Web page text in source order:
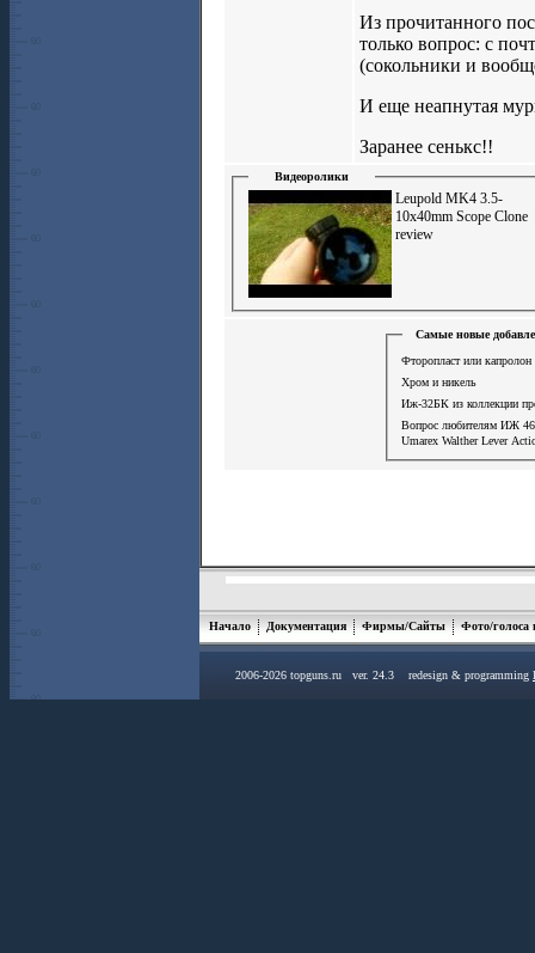
Из прочитанного
только вопрос: с
(сокольники и
И еще неапнутая
Заранее сенькс!!
Видеоролики
Leupold MK4 3.5-
10x40mm Scope Clone
review
Самые новые
Фторопласт или
Хром и никель
Иж-32БК из коллекции
Вопрос любителям ИЖ
Umarex Walther Lever
Начало Документация Фирмы/Сайты Фото/голоса
2006-2026 topguns.ru ver. 24.3 redesign & programming